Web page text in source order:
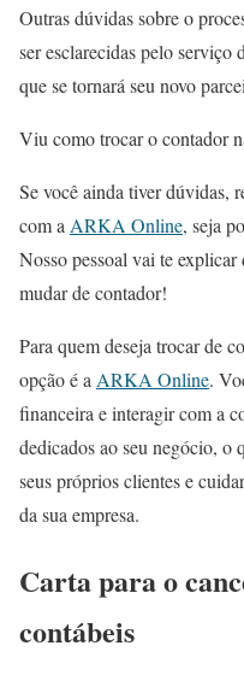
Outras dúvidas sobre o
ser esclarecidas pelo serviço
que se tornará seu novo
Viu como trocar o contador
Se você ainda tiver dúvidas,
com a ARKA Online, seja
Nosso pessoal vai te
mudar de contador!
Para quem deseja trocar de
opção é a ARKA Online.
financeira e interagir com a
dedicados ao seu negócio, o
seus próprios clientes e
da sua empresa.
Carta para o
contábeis